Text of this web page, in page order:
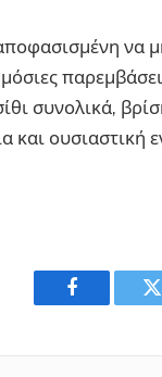
να
συνολικά,
και ουσιαστική
Facebook